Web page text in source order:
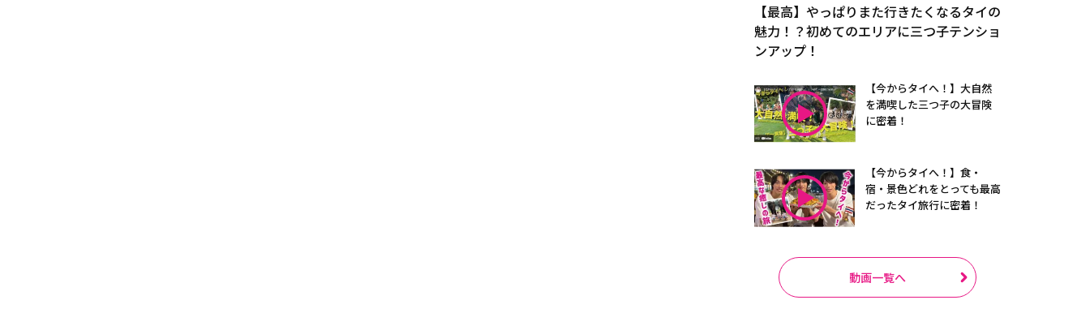
【最高】やっぱりまた行きたくなるタイの
魅力！？初めてのエリアに三つ子テンショ
ンアップ！
【今からタイへ！】大自然
を満喫した三つ子の大冒険
に密着！
【今からタイへ！】食・
宿・景色どれをとっても最高
だったタイ旅行に密着！
動画一覧へ